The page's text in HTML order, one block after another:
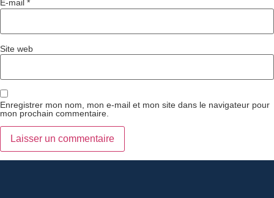
E-mail *
Site web
Enregistrer mon nom, mon e-mail et mon site dans le navigateur pour
mon prochain commentaire.